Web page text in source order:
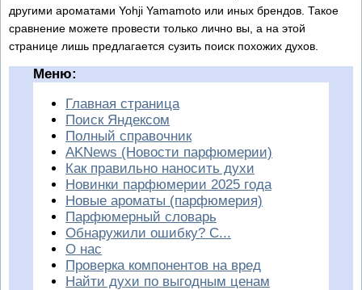
другими ароматами Yohji Yamamoto или иных брендов. Такое
сравнение можете провести только лично вы, а на этой
странице лишь предлагается сузить поиск похожих духов.
Меню:
Главная страница
Поиск Яндексом
Полный справочник
AKNews (Новости парфюмерии)
Как правильно наносить духи
Новинки парфюмерии 2025 года
Новые ароматы (парфюмерия)
Парфюмерный словарь
Обнаружили ошибку? С...
О нас
Проверка компонентов на вред
Найти духи по выгодным ценам